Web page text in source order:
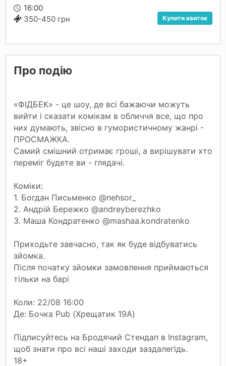
16:00
350-450 грн
Купити квиток
Про подію
«ФІДБЕК» - це шоу, де всі бажаючи можуть
вийти і сказати комікам в обличчя все, що про
них думають, звісно в гумористичному жанрі -
ПРОСМАЖКА.
Самий смішний отримає гроші, а вирішувати хто
переміг будете ви - глядачі.
Коміки:
1. Богдан Письменко @nehsor_
2. Андрій Бережко @andreyberezhko
3. Маша Кондратенко @mashaa.kondratenko
Приходьте завчасно, так як буде відбуватись
зйомка.
Після початку зйомки замовлення приймаються
тільки на барі
Коли: 22/08 16:00
Де: Бочка Pub (Хрещатик 19А)
Підписуйтесь на Бродячий Стендап в Instagram,
щоб знати про всі наші заходи заздалегідь.
18+